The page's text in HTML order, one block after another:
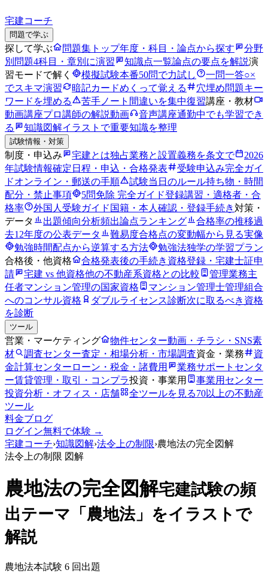
宅建コーチ
問題で学ぶ
探して学ぶ 問題集トップ年度・科目・論点から探す
分野
別問題4科目・章別に演習 知識点一覧論点の要点を解説演
習モードで解く
模擬試験本番50問で力試し 一問一答○×
でスキマ演習
暗記カードめくって覚える 穴埋め問題キー
ワードを埋める
苦手ノート 間違いを集中復習講座・教材
動画講座プロ講師の解説動画 音声講座通勤中でも学習でき
る
知識図解イラストで重要知識を整理
試験情報・対策
制度・申込み 宅建とは独占業務と設置義務を条文で
2026
年試験情報確定日程・申込・合格発表
受験申込み完全ガイ
ドオンライン・郵送の手順 試験当日のルール持ち物・時間
配分・禁止事項
5問免除 完全ガイド登録講習・適格者・合
格率
外国人受験ガイド 国籍・本人確認・登録手続き対策・
データ
出題傾向分析頻出論点ランキング 合格率の推移過
去12年度の公表データ
難易度合格点の変動幅から見る実像
勉強時間配点から逆算する方法 勉強法独学の学習プラン
合格後・他資格
合格発表後の手続き 資格登録・宅建士証申
請
宅建 vs 他資格他の不動産系資格との比較
管理業務主
任者マンション管理の国家資格 マンション管理士管理組合
へのコンサル資格
ダブルライセンス診断次に取るべき資格
を診断
ツール
営業・マーケティング 物件センター動画・チラシ・SNS素
材
調査センター査定・相場分析・市場調査資金・業務
資
金計算センター ローン・税金・諸費用
業務サポートセンタ
ー賃貸管理・取引・コンプラ投資・事業用
事業用センター
投資分析・オフィス・店舗
全ツールを見る70以上の不動産
ツール
料金ブログ
ログイン無料で体験 →
宅建コーチ›知識図解›法令上の制限›農地法の完全図解
法令上の制限 図解
農地法の完全図解宅建試験の頻
出テーマ「農地法」をイラストで
解説
農地法本試験 6 回出題